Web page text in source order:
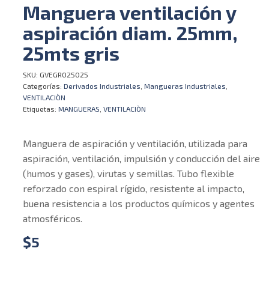
Manguera ventilación y
aspiración diam. 25mm,
25mts gris
SKU: GVEGR025025
Categorías: Derivados Industriales Mangueras Industriales
VENTILACIÒN
Etiquetas: MANGUERAS VENTILACIÒN
Manguera de aspiración y ventilación, utilizada para
aspiración, ventilación, impulsión y conducción del aire
(humos y gases), virutas y semillas. Tubo flexible
reforzado con espiral rígido, resistente al impacto,
buena resistencia a los productos químicos y agentes
atmosféricos.
$5